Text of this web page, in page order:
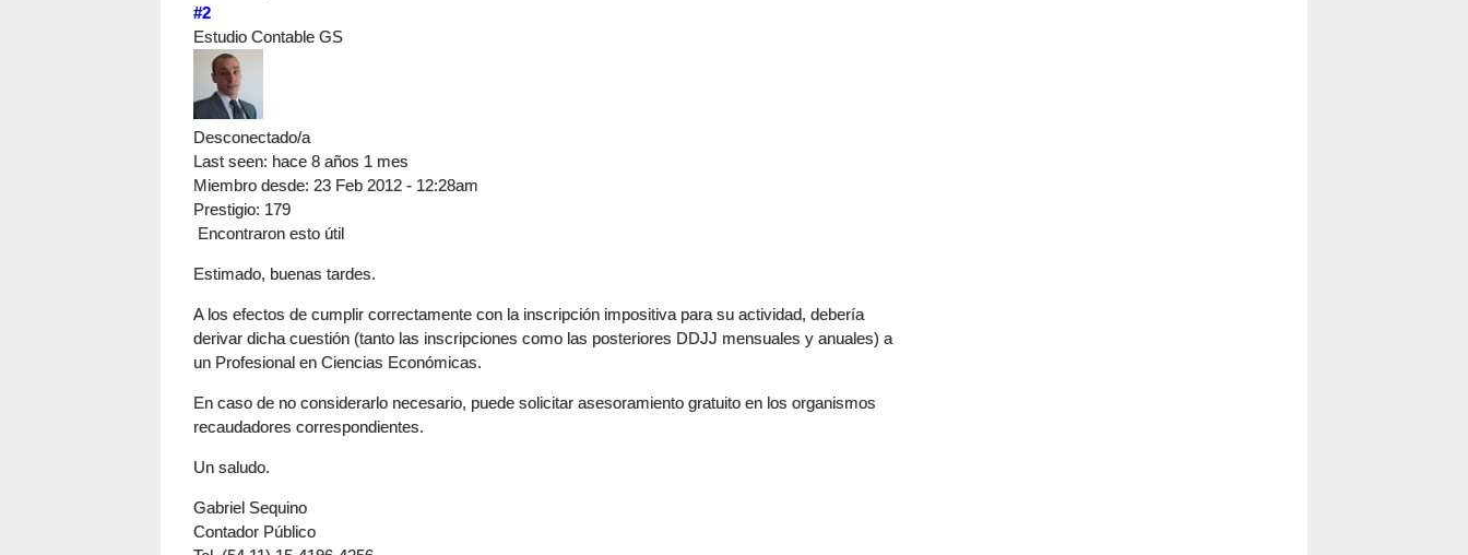
#2
Estudio Contable GS
Desconectado/a
Last seen: hace 8 años 1 mes
Miembro desde: 23 Feb 2012 - 12:28am
Prestigio: 179
Encontraron esto útil
Estimado, buenas tardes.
A los efectos de cumplir correctamente con la inscripción impositiva para su actividad, debería
derivar dicha cuestión (tanto las inscripciones como las posteriores DDJJ mensuales y anuales) a
un Profesional en Ciencias Económicas.
En caso de no considerarlo necesario, puede solicitar asesoramiento gratuito en los organismos
recaudadores correspondientes.
Un saludo.
Gabriel Sequino
Contador Público